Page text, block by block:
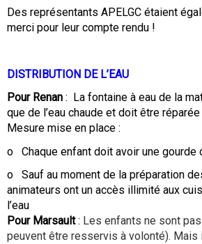
Des représentants APELGC étaient
merci pour leur compte rendu !
DISTRIBUTION DE L’EAU
Pour Renan : La fontaine à eau de la
que de l’eau chaude et doit être
Mesure mise en place :
o Chaque enfant doit avoir une gourde
o Sauf au moment de la préparation
animateurs ont un accès illimité aux
l’eau
Pour Marsault: Les enfants ne sont
peuvent être resservis à volonté). Mais